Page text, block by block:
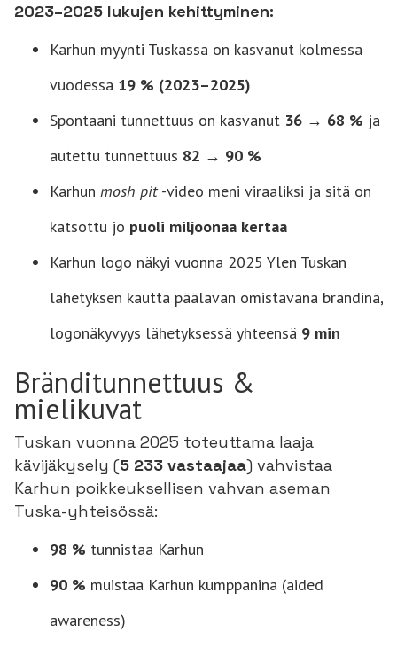
2023–2025 lukujen kehittyminen:
Karhun myynti Tuskassa on kasvanut kolmessa
vuodessa 19 % (2023–2025)
Spontaani tunnettuus on kasvanut 36 → 68 % ja
autettu tunnettuus 82 → 90 %
Karhun mosh pit-video meni viraaliksi ja sitä on
katsottu jo puoli miljoonaa kertaa
Karhun logo näkyi vuonna 2025 Ylen Tuskan
lähetyksen kautta päälavan omistavana brändinä,
logonäkyvyys lähetyksessä yhteensä 9 min
Bränditunnettuus &
mielikuvat
Tuskan vuonna 2025 toteuttama laaja
kävijäkysely (5 233 vastaajaa) vahvistaa
Karhun poikkeuksellisen vahvan aseman
Tuska-yhteisössä:
98 % tunnistaa Karhun
90 % muistaa Karhun kumppanina (aided
awareness)